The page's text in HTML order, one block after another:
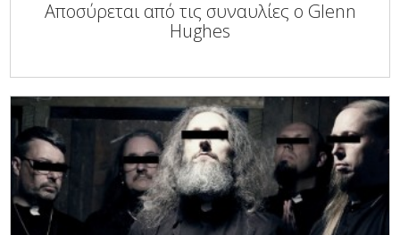
Αποσύρεται από τις συναυλίες ο Glenn
Hughes